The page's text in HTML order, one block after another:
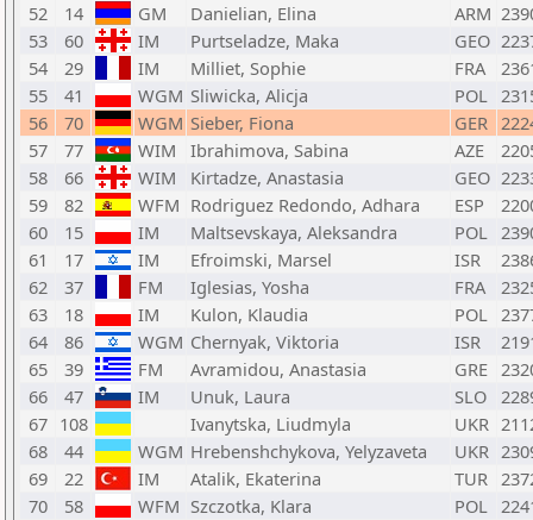
52
14 GM Danielian, Elina ARM
53
60 IM Purtseladze, Maka GEO
54
29 IM Milliet, Sophie FRA
55
41 WGM Sliwicka, Alicja POL
56
70 WGM Sieber, Fiona GER
57
77 WIM Ibrahimova, Sabina AZE
58
66 WIM Kirtadze, Anastasia GEO
59
82 WFM Rodriguez Redondo, Adhara ESP
60
15 IM Maltsevskaya, Aleksandra POL
61
17 IM Efroimski, Marsel ISR
62
37 FM Iglesias, Yosha FRA
63
18 IM Kulon, Klaudia POL
64
86 WGM Chernyak, Viktoria ISR
65
39 FM Avramidou, Anastasia GRE
66
47 IM Unuk, Laura SLO
67 108 Ivanytska, Liudmyla UKR
68
44 WGM Hrebenshchykova, Yelyzaveta UKR
69
22 IM Atalik, Ekaterina TUR
70
58 WFM Szczotka, Klara POL